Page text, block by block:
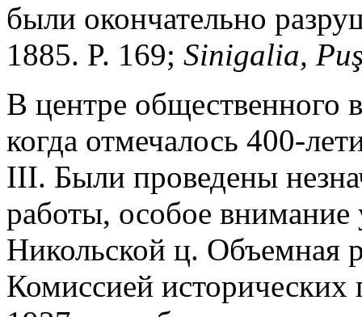
были окончательно
1885. P. 169; Sinigalia, Pu
В центре общественного
когда отмечалось 400-
III. Были проведены
работы, особое внимание
Никольской ц. Объемная
Комиссией